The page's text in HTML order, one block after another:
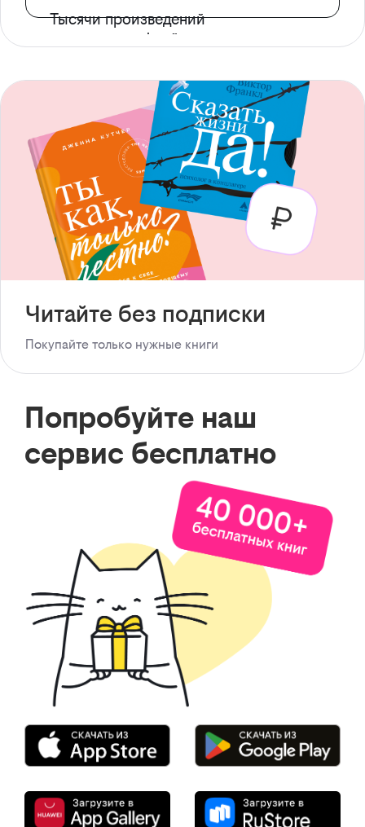
Тысячи произведений
с доступом офлайн
Читайте без подписки
Покупайте только нужные книги
Попробуйте наш
сервис бесплатно